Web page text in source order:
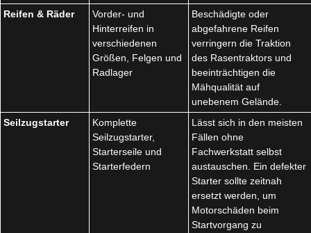
Reifen & Räder
Vorder- und
Hinterreifen in
verschiedenen
Größen, Felgen und
Radlager
Beschädigte oder
abgefahrene Reifen
verringern die Traktion
des Rasentraktors und
beeinträchtigen die
Mähqualität auf
unebenem Gelände.
Seilzugstarter
Komplette
Seilzugstarter,
Starterseile und
Starterfedern
Lässt sich in den meisten
Fällen ohne
Fachwerkstatt selbst
austauschen. Ein defekter
Starter sollte zeitnah
ersetzt werden, um
Motorschäden beim
Startvorgang zu